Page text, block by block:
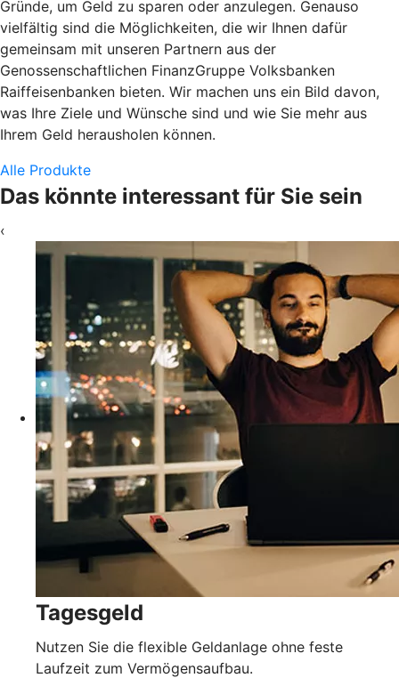
Gründe, um Geld zu sparen oder anzulegen. Genauso
vielfältig sind die Möglichkeiten, die wir Ihnen dafür
gemeinsam mit unseren Partnern aus der
Genossenschaftlichen FinanzGruppe Volksbanken
Raiffeisenbanken bieten. Wir machen uns ein Bild davon,
was Ihre Ziele und Wünsche sind und wie Sie mehr aus
Ihrem Geld herausholen können.
Alle Produkte
Das könnte interessant für Sie sein
‹
Tagesgeld
Nutzen Sie die flexible Geldanlage ohne feste
Laufzeit zum Vermögensaufbau.